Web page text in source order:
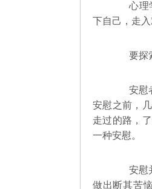
心理学
下自己，走
要探索
安慰者
安慰之前，
走过的路，
一种安慰。
安慰并
做出断其苦